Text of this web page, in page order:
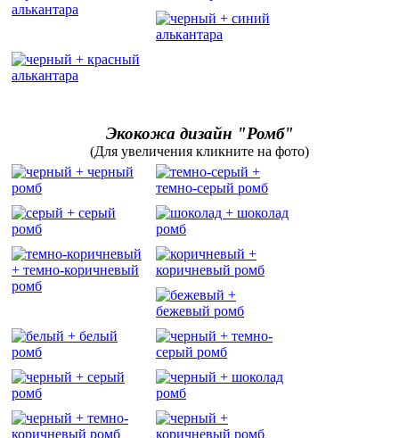
Экокожа дизайн "Ромб"
(Для увеличения кликните на фото)